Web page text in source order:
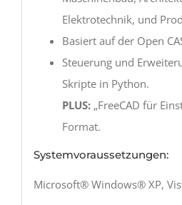
Elektrotechnik, und
Basiert auf der Open
Steuerung und
Skripte in Python.
PLUS:„FreeCAD für
Format.
Systemvoraussetzungen:
Microsoft® Windows® XP,